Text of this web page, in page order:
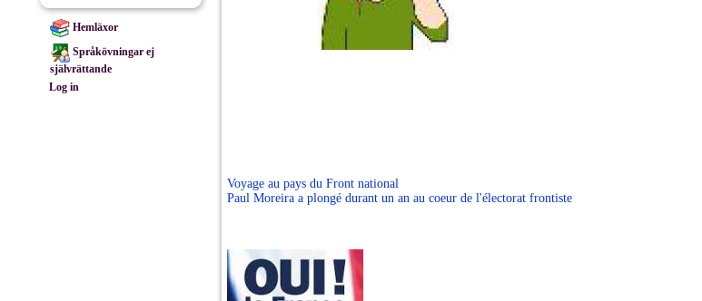
Hemläxor
Språkövningar ej
självrättande
Log in
Voyage au pays du Front national
Paul Moreira a plongé durant un an au coeur de l'électorat frontiste